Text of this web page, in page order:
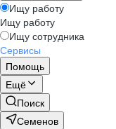
Ищу работу
Ищу работу
Ищу сотрудника
Сервисы
Помощь
Ещё
Поиск
Семенов